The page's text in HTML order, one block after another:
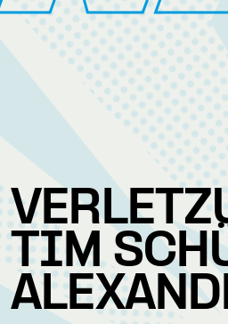
TIM